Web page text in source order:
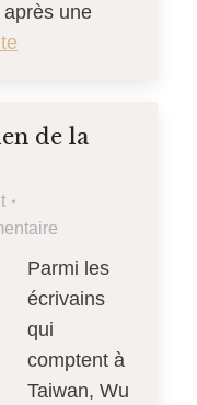
après une
de la
Parmi les
écrivains
qui
comptent à
Taiwan, Wu